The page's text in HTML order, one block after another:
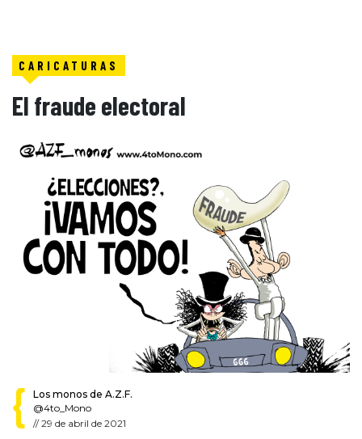
CARICATURAS
El fraude electoral
Los monos de A.Z.F.
@4to_Mono
//29 de abril de 2021